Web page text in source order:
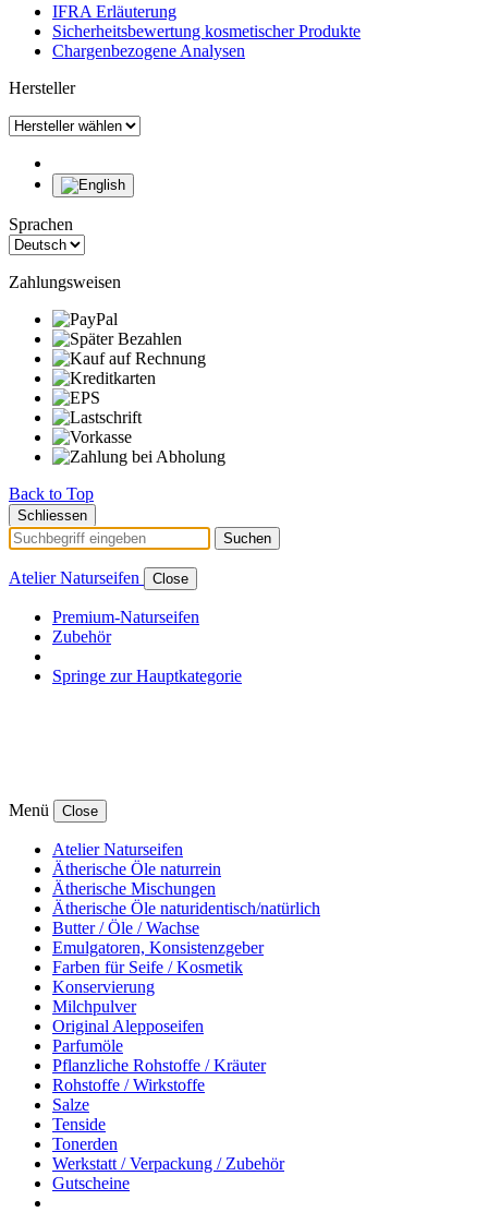
IFRA Erläuterung
Sicherheitsbewertung kosmetischer Produkte
Chargenbezogene Analysen
Hersteller
Sprachen
Zahlungsweisen
Back to Top
Schliessen
Suchen
Atelier Naturseifen Close
Premium-Naturseifen
Zubehör
Springe zur Hauptkategorie
Menü Close
Atelier Naturseifen
Ätherische Öle naturrein
Ätherische Mischungen
Ätherische Öle naturidentisch/natürlich
Butter / Öle / Wachse
Emulgatoren, Konsistenzgeber
Farben für Seife / Kosmetik
Konservierung
Milchpulver
Original Alepposeifen
Parfumöle
Pflanzliche Rohstoffe / Kräuter
Rohstoffe / Wirkstoffe
Salze
Tenside
Tonerden
Werkstatt / Verpackung / Zubehör
Gutscheine